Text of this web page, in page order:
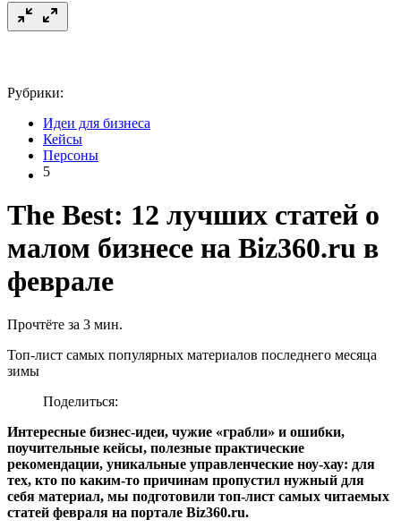
Рубрики:
Идеи для бизнеса
Кейсы
Персоны
5
The Best: 12 лучших статей о
малом бизнесе на Biz360.ru в
феврале
Прочтёте за 3 мин.
Топ-лист самых популярных материалов последнего месяца
зимы
Поделиться:
Интересные бизнес-идеи, чужие «грабли» и ошибки,
поучительные кейсы, полезные практические
рекомендации, уникальные управленческие ноу-хау: для
тех, кто по каким-то причинам пропустил нужный для
себя материал, мы подготовили топ-лист самых читаемых
статей февраля на портале Biz360.ru.